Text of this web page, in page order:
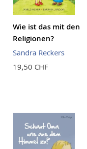
Wie ist das mit den
Religionen?
Sandra Reckers
19,50 CHF